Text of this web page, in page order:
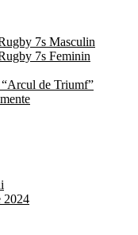
7s Masculin
7s Feminin
de Triumf”
2024